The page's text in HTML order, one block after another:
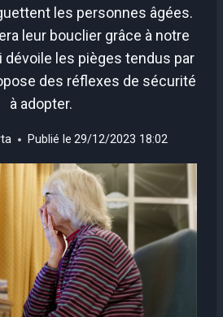
les personnes âgées.
leur bouclier grâce à notre
dévoile les pièges tendus par
des réflexes de sécurité
à adopter.
Publié le 29/12/2023 18:02